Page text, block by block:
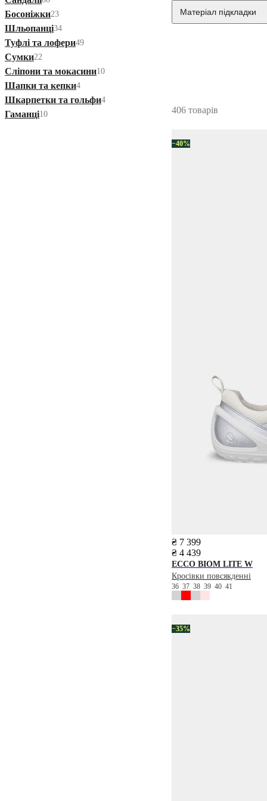
Босоніжки23
Шльопанці34
Туфлі та лофери49
Сумки22
Сліпони та мокасини10
Шапки та кепки4
Шкарпетки та гольфи4
Гаманці10
Матеріал підкладки
406 товарів
−40%
₴ 7 399
₴ 4 439
ECCO BIOM LITE W
Кросівки повсякденні
36 37 38 39 40 41
−35%